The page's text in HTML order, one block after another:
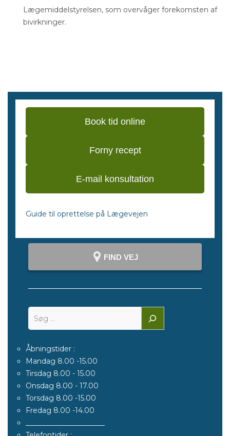
Lægemiddelstyrelsen, som overvåger forekomsten af
bivirkninger.
Book tid online
Forny recept
E-mail konsultation
Guide til oprettelse på Lægevejen
FIND VEJ
Åbningstider :
Mandag 8.00 -15.00
Tirsdag 8.00 - 15.00
Onsdag 8.00 - 17.00
Torsdag 8.00 -15.00
Fredag 8.00 -14.00